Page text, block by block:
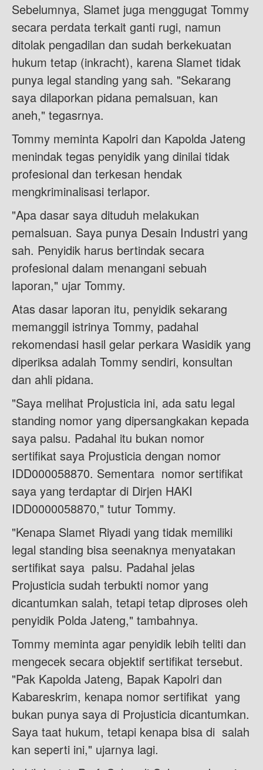
Sebelumnya, Slamet juga menggugat Tommy
secara perdata terkait ganti rugi, namun
ditolak pengadilan dan sudah berkekuatan
hukum tetap (inkracht), karena Slamet tidak
punya legal standing yang sah. "Sekarang
saya dilaporkan pidana pemalsuan, kan
aneh," tegasrnya.
Tommy meminta Kapolri dan Kapolda Jateng
menindak tegas penyidik yang dinilai tidak
profesional dan terkesan hendak
mengkriminalisasi terlapor.
"Apa dasar saya dituduh melakukan
pemalsuan. Saya punya Desain Industri yang
sah. Penyidik harus bertindak secara
profesional dalam menangani sebuah
laporan," ujar Tommy.
Atas dasar laporan itu, penyidik sekarang
memanggil istrinya Tommy, padahal
rekomendasi hasil gelar perkara Wasidik yang
diperiksa adalah Tommy sendiri, konsultan
dan ahli pidana.
"Saya melihat Projusticia ini, ada satu legal
standing nomor yang dipersangkakan kepada
saya palsu. Padahal itu bukan nomor
sertifikat saya Projusticia dengan nomor
IDD000058870. Sementara nomor sertifikat
saya yang terdaptar di Dirjen HAKI
IDD0000058870," tutur Tommy.
"Kenapa Slamet Riyadi yang tidak memiliki
legal standing bisa seenaknya menyatakan
sertifikat saya palsu. Padahal jelas
Projusticia sudah terbukti nomor yang
dicantumkan salah, tetapi tetap diproses oleh
penyidik Polda Jateng," tambahnya.
Tommy meminta agar penyidik lebih teliti dan
mengecek secara objektif sertifikat tersebut.
"Pak Kapolda Jateng, Bapak Kapolri dan
Kabareskrim, kenapa nomor sertifikat yang
bukan punya saya di Projusticia dicantumkan.
Saya taat hukum, tetapi kenapa bisa di salah
kan seperti ini," ujarnya lagi.